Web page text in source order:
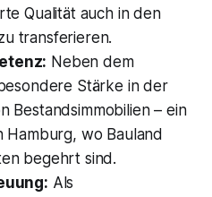
Qualität auch in den
transferieren.
Neben dem
Stärke in der
Bestandsimmobilien – ein
wo Bauland
begehrt sind.
Als